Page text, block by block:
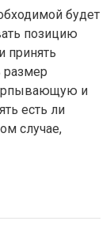
будет
позицию
принять
размер
и
есть ли
случае,